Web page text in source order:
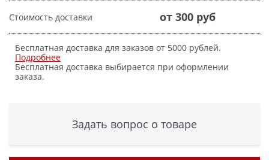
Стоимость доставки от 300 руб
Бесплатная доставка для заказов от 5000 рублей.
Подробнее
Бесплатная доставка выбирается при оформлении
заказа.
Задать вопрос о товаре